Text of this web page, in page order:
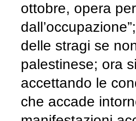
ottobre, opera
delle stragi se
palestinese; ora
accettando le
che accade